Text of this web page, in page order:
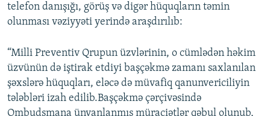
telefon danışığı, görüş və digər hüquqların təmin
olunması vəziyyəti yerində araşdırılıb:
“Milli Preventiv Qrupun üzvlərinin, o cümlədən həkim
üzvünün də iştirak etdiyi başçəkmə zamanı saxlanılan
şəxslərə hüquqları, eləcə də müvafiq qanunvericiliyin
tələbləri izah edilib.Başçəkmə çərçivəsində
Ombudsmana ünvanlanmış müraciətlər qəbul olunub,